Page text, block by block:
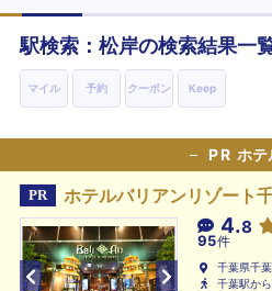
駅検索： 松岸の検索結果一
マイル 予約 クーポン Keep
PR ホテ
PR ホテルバリアンリゾート
4.8
95件
千葉県千
千葉駅か